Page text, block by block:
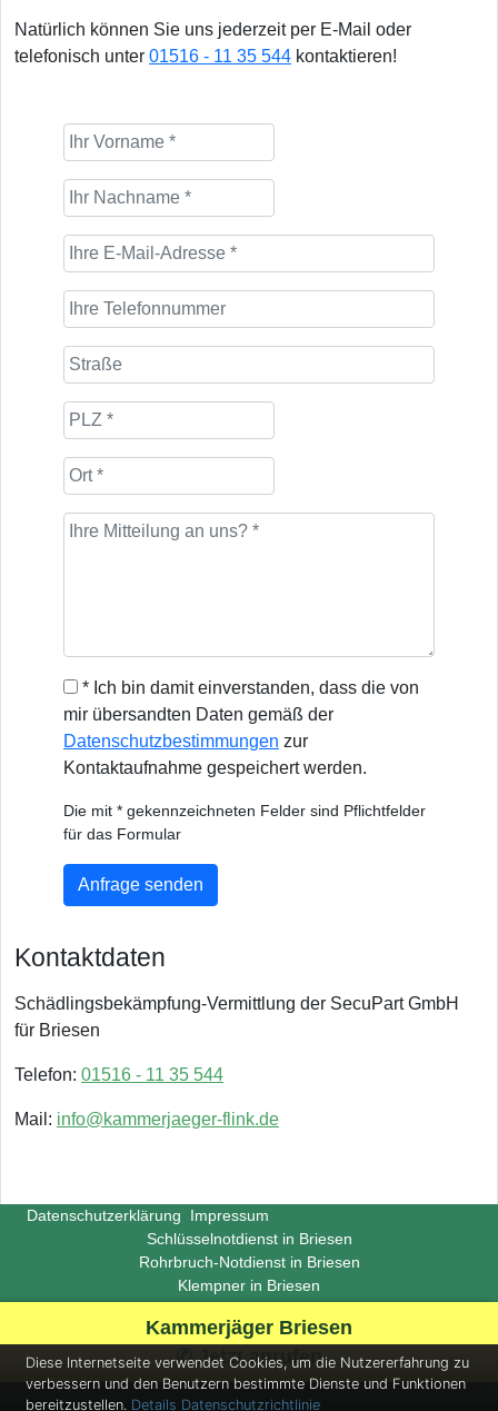
Kammerjäger Briesen
✆ Jetzt anrufen
Natürlich können Sie uns jederzeit per E-Mail oder
telefonisch unter 01516 - 11 35 544 kontaktieren!
* Ich bin damit einverstanden, dass die von
mir übersandten Daten gemäß der
Datenschutzbestimmungen zur
Kontaktaufnahme gespeichert werden.
Die mit * gekennzeichneten Felder sind Pflichtfelder
für das Formular
Anfrage senden
Kontaktdaten
Schädlingsbekämpfung-Vermittlung der SecuPart GmbH
für Briesen
Telefon: 01516 - 11 35 544
Mail: info@kammerjaeger-flink.de
Datenschutzerklärung
Impressum
Schlüsselnotdienst in Briesen
Rohrbruch-Notdienst in Briesen
Klempner in Briesen
(Last update 2026-06-29)
Diese Internetseite verwendet Cookies, um die Nutzererfahrung zu
verbessern und den Benutzern bestimmte Dienste und Funktionen
bereitzustellen. Details Datenschutzrichtlinie